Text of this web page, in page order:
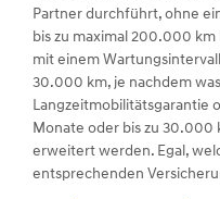
Partner durchführt, ohne
bis zu maximal 200.000
mit einem
30.000 km, je nachdem
Langzeitmobilitätsgarantie
Monate oder bis zu 30.000
erweitert werden. Egal,
entsprechenden